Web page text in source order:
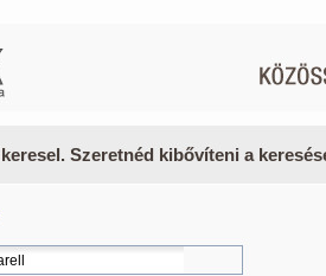
Szeretnéd kibővíteni a